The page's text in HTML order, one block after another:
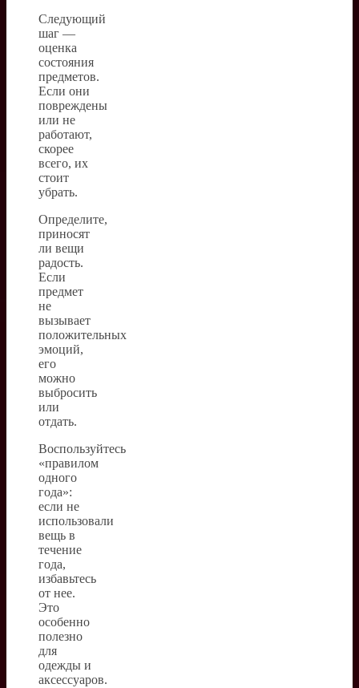
Следующий
шаг —
оценка
состояния
предметов.
Если они
повреждены
или не
работают,
скорее
всего, их
стоит
убрать.
Определите,
приносят
ли вещи
радость.
Если
предмет
не
вызывает
положительных
эмоций,
его
можно
выбросить
или
отдать.
Воспользуйтесь
«правилом
одного
года»:
если не
использовали
вещь в
течение
года,
избавьтесь
от нее.
Это
особенно
полезно
для
одежды и
аксессуаров.